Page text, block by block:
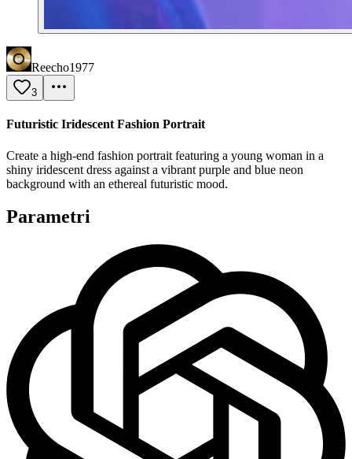
Reecho1977
3
Futuristic Iridescent Fashion Portrait
Create a high-end fashion portrait featuring a young woman in a
shiny iridescent dress against a vibrant purple and blue neon
background with an ethereal futuristic mood.
Parametri